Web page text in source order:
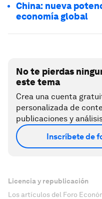
China: nueva
economía global
No te pierdas
este tema
Crea una cuenta
personalizada de
publicaciones y
Inscríbete de
Licencia y republicación
Los artículos del Foro